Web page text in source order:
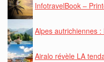
InfotravelBook –
Alpes autrichiennes
Airalo révèle LA